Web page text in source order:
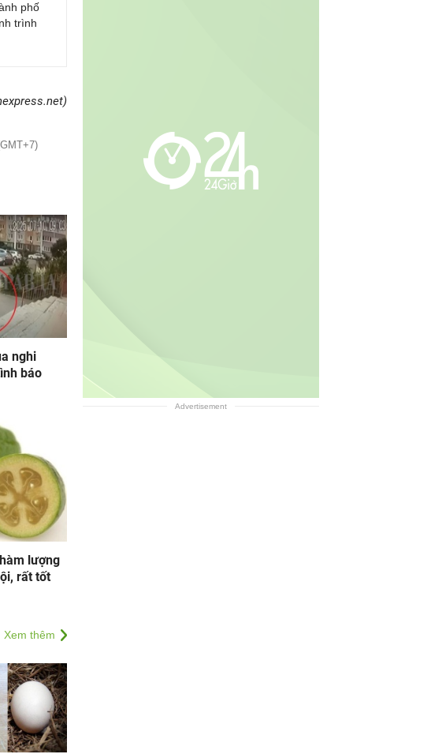
phố
trình
nghi
báo
lượng
rất tốt
Xem thêm
Advertisement